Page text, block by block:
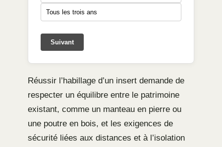
Tous les trois ans
Suivant
Réussir l’habillage d’un insert demande de
respecter un équilibre entre le patrimoine
existant, comme un manteau en pierre ou
une poutre en bois, et les exigences de
sécurité liées aux distances et à l’isolation